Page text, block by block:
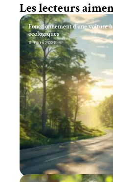
Les lecteurs
Fonctionnement d’une voiture
écologiques
11 mars 2026